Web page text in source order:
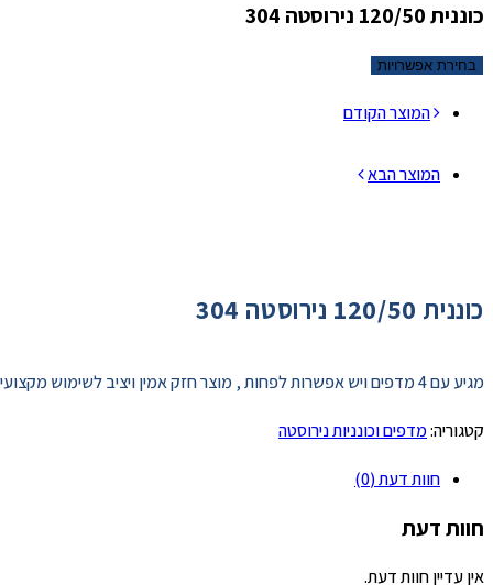
כוננית 120/50 נירוסטה 304
בחירת אפשרויות
המוצר הקודם
המוצר הבא
כוננית 120/50 נירוסטה 304
מגיע עם 4 מדפים ויש אפשרות לפחות , מוצר חזק אמין ויציב לשימוש מקצועי לאיחסון ולתצוגה
קטגוריה:מדפים וכונניות נירוסטה
חוות דעת (0)
חוות דעת
אין עדיין חוות דעת.